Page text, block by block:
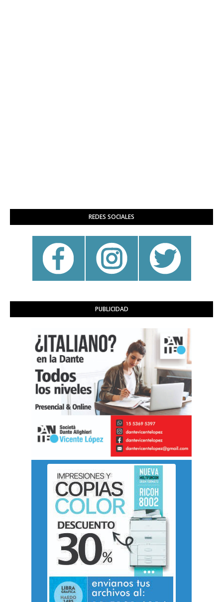
REDES SOCIALES
PUBLICIDAD